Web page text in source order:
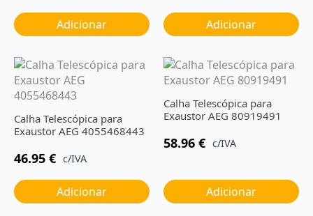
Adicionar Adicionar
Calha Telescópica para
Exaustor AEG 4055468443
46.95 € c/IVA
Adicionar
Calha Telescópica para
Exaustor AEG 80919491
58.96 € c/IVA
Adicionar